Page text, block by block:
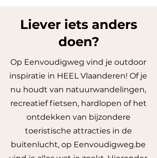
Liever iets anders
doen?
Op Eenvoudigweg vind je outdoor
inspiratie in HEEL Vlaanderen! Of je
nu houdt van natuurwandelingen,
recreatief fietsen, hardlopen of het
ontdekken van bijzondere
toeristische attracties in de
buitenlucht, op Eenvoudigweg.be